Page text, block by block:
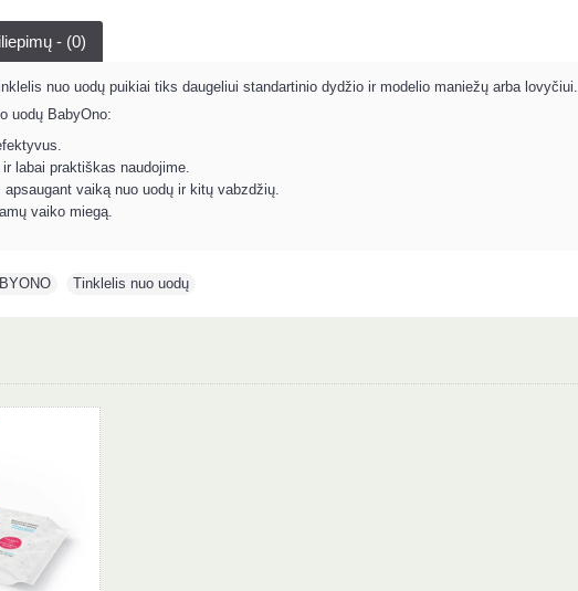
- (0)
nuo uodų puikiai tiks daugeliui standartinio dydžio ir modelio maniežų arba lovyčiui.
uodų BabyOno:
ir labai praktiškas naudojime.
apsaugant vaiką nuo uodų ir kitų vabzdžių.
vaiko miegą.
Tinklelis nuo uodų